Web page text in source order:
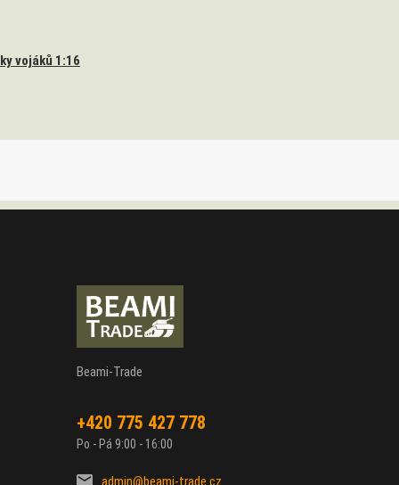
vojáků 1:16
Beami-Trade
+420 775 427 778
Po - Pá 9:00 - 16:00
admin@beami-trade.cz